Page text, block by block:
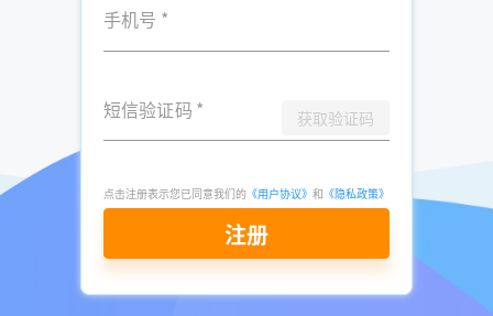
前的需求和潜在的需求，适时地为客户提供产品和服务；第二
行分析和挖掘，分析客户的所有行为，预测客户下一步对产品
和服务的需求，根据客户的需求进行一对一的个性化服务。
IBM还把客户关系管理分为三类：关系管理、接入管理和
，涉及企业识别、挑选、获取、保持和发展客户的整个商
业过程。关系管理是与销售、服务、支持和市场相关的业务流
程的自动化历程管理，利用数据挖掘技术或数据库分析客户行
为、期望、需要、历史，并具有全面的客户观念和客户忠诚度
衡量标准和条件。接入管理主要是用来管理客户和企业进行交
手机号 *
短信验证码 * 获取验证码
点击注册表示您已同意我们的 《用户协议》 和 《隐私政策》
注册